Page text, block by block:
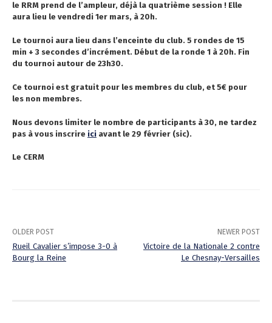
le RRM prend de l’ampleur, déjà la quatrième session ! Elle
aura lieu le vendredi 1er mars, à 20h.
Le tournoi aura lieu dans l’enceinte du club. 5 rondes de 15
min + 3 secondes d’incrément. Début de la ronde 1 à 20h. Fin
du tournoi autour de 23h30.
Ce tournoi est gratuit pour les membres du club, et 5€ pour
les non membres.
Nous devons limiter le nombre de participants à 30, ne tardez
pas à vous inscrire ici avant le 29 février (sic).
Le CERM
P
OLDER POST
Rueil Cavalier s’impose 3-0 à
Bourg la Reine
NEWER POST
Victoire de la Nationale 2 contre
Le Chesnay-Versailles